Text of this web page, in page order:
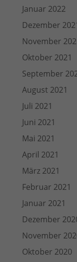
Januar 2022
Dezember
November
Oktober 2021
September
August 2021
Juli 2021
Juni 2021
Mai 2021
April 2021
März 2021
Februar 2021
Januar 2021
Dezember
November
Oktober 2020